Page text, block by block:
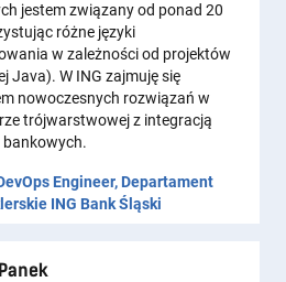
jestem związany od ponad 20
różne języki
w zależności od projektów
Java). W ING zajmuję się
nowoczesnych rozwiązań w
trójwarstwowej z integracją
Engineer, Departament
ING Bank Śląski